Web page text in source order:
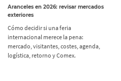
Aranceles en 2026: revisar mercados
exteriores
Cómo decidir si una feria
internacional merece la pena:
mercado, visitantes, costes, agenda,
logística, retorno y Comex.